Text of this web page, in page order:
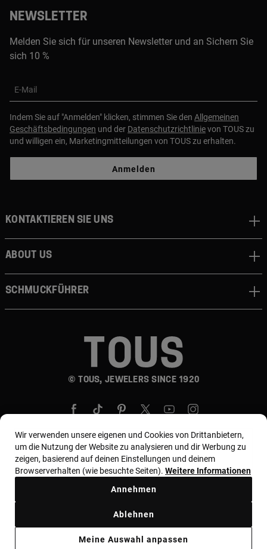
NEWSLETTER
Melden Sie sich für unseren Newsletter und an Sichern Sie
sich 10 %
E-Mail
Indem Sie auf "Anmelden" klicken, stimmen Sie den Allgemeinen
Geschäftsbedingungen und der Datenschutzrichtlinievon TOUS zu
und willigen ein, Marketingmitteilungen von TOUS zu erhalten.
Anmelden
© TOUS, JEWELERS SINCE 1920
Kontaktieren sie uns
About us
Schmuckführer
Land und Währung:Germany / Euro
Nutzungs- und Datenschutzbestimmungen Cookie-Richtlinie
Wir verwenden unsere eigenen und Cookies von Drittanbietern,
um die Nutzung der Website zu analysieren und dir Werbung zu
zeigen, basierend auf deinen Einstellungen und deinem
Browserverhalten (wie besuchte Seiten). Weitere Informationen
Meine Auswahl anpassen
Ablehnen
Annehmen